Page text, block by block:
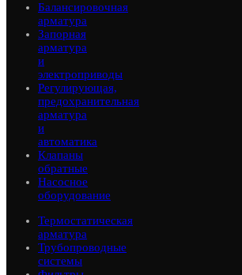
Балансировочная
арматура
Запорная
арматура
и
электроприводы
Регулирующая,
предохранительная
арматура
и
автоматика
Клапаны
обратные
Насосное
оборудование
Термостатическая
арматура
Трубопроводные
системы